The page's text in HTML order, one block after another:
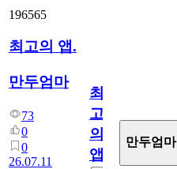
196565
최고의 앱.
만두엄마
73
0
0
26.07.11
최
고
의
앱.
만두엄마